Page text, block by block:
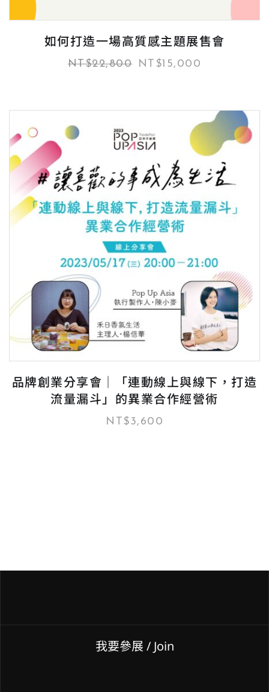
如何打造一場高質感主題展售會
NT$22,800 NT$15,000
品牌創業分享會｜「連動線上與線下，打造
流量漏斗」的異業合作經營術
NT$3,600
我要參展 / Join